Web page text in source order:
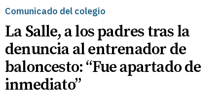
Comunicado del colegio
La Salle, a los padres tras la
denuncia al entrenador de
baloncesto: “Fue apartado de
inmediato”